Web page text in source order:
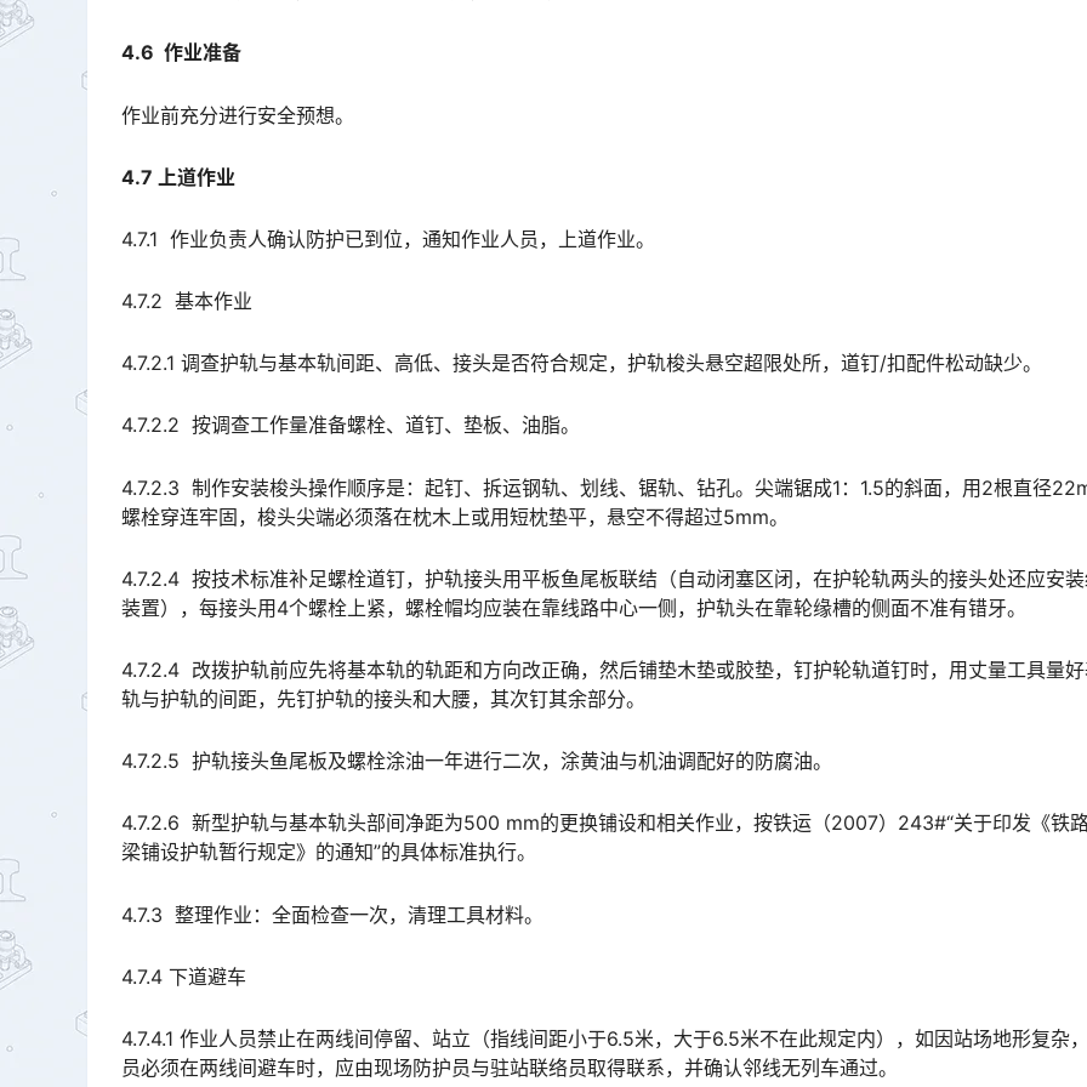
4.6 作业准备
作业前充分进行安全预想。
4.7 上道作业
4.7.1 作业负责人确认防护已到位，通知作业人员，上道作业。
4.7.2 基本作业
4.7.2.1 调查护轨与基本轨间距、高低、接头是否符合规定，护轨梭头悬空超限处所，道钉/扣配件松动缺少。
4.7.2.2 按调查工作量准备螺栓、道钉、垫板、油脂。
4.7.2.3 制作安装梭头操作顺序是：起钉、拆运钢轨、划线、锯轨、钻孔。尖端锯成1：1.5的斜面，用2根直径
螺栓穿连牢固，梭头尖端必须落在枕木上或用短枕垫平，悬空不得超过5mm。󠅅󠅃󠄵󠅂󠄪󠇖󠆨󠆨󠇕󠆞󠆒󠅬󠇘󠆭󠆘󠇙󠆝󠅵󠇗󠆭󠆁󠄐󠇗󠅹󠅸󠇖󠆍󠅳󠇖󠅹󠅰󠇖󠆌󠅹
4.7.2.4 按技术标准补足螺栓道钉，护轨接头用平板鱼尾板联结（自动闭塞区闭，在护轮轨两头的接头处还应安
装置），每接头用4个螺栓上紧，螺栓帽均应装在靠线路中心一侧，护轨头在靠轮缘槽的侧面不准有错牙。󠅅󠅃󠄵󠅂󠄪󠇖󠆨󠆨󠇕󠆞󠆒󠅬󠇘󠆭󠆘󠇙󠆝󠅵󠇗󠆭󠆁󠄐󠇗󠅹󠅸󠇖󠆍󠅳󠇖󠅹󠅰󠇖󠆌󠅹
4.7.2.4 改拨护轨前应先将基本轨的轨距和方向改正确，然后铺垫木垫或胶垫，钉护轮轨道钉时，用丈量工具量
轨与护轨的间距，先钉护轨的接头和大腰，其次钉其余部分。󠅅󠅃󠄵󠅂󠄪󠇖󠆨󠆨󠇕󠆞󠆒󠅬󠇘󠆭󠆘󠇙󠆝󠅵󠇗󠆭󠆁󠄐󠇗󠅹󠅸󠇖󠆍󠅳󠇖󠅹󠅰󠇖󠆌󠅹
4.7.2.5 护轨接头鱼尾板及螺栓涂油一年进行二次，涂黄油与机油调配好的防腐油。
4.7.2.6 新型护轨与基本轨头部间净距为500 mm的更换铺设和相关作业，按铁运（2007）243#“关于印发《铁
梁铺设护轨暂行规定》的通知”的具体标准执行。󠅅󠅃󠄵󠅂󠄪󠇖󠆨󠆨󠇕󠆞󠆒󠅬󠇘󠆭󠆘󠇙󠆝󠅵󠇗󠆭󠆁󠄐󠇗󠅹󠅸󠇖󠆍󠅳󠇖󠅹󠅰󠇖󠆌󠅹
4.7.3 整理作业：全面检查一次，清理工具材料。
4.7.4 下道避车
4.7.4.1 作业人员禁止在两线间停留、站立（指线间距小于6.5米，大于6.5米不在此规定内），如因站场地形复杂
员必须在两线间避车时，应由现场防护员与驻站联络员取得联系，并确认邻线无列车通过。󠅅󠅃󠄵󠅂󠄪󠇖󠆨󠆨󠇕󠆞󠆒󠅬󠇘󠆭󠆘󠇙󠆝󠅵󠇗󠆭󠆁󠄐󠇗󠅹󠅸󠇖󠆍󠅳󠇖󠅹󠅰󠇖󠆌󠅹